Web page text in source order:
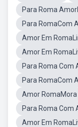
Para Roma
Para RomaCom
Amor Em
Amor Em
Para Roma Com
Para RomaCom
Amor RomaMora
Para Roma Com
Amor Em